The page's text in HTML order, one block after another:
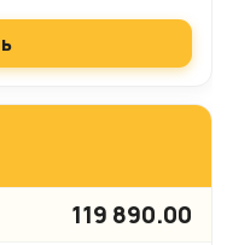
119 890.00